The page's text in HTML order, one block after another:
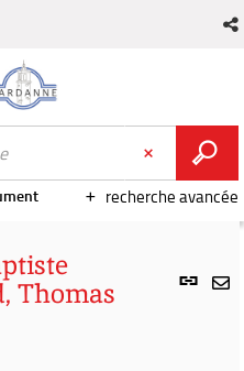
recherche avancée
Lien
Thomas